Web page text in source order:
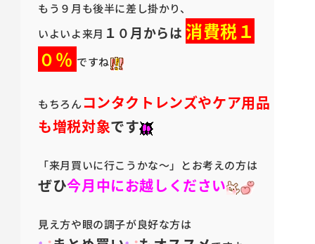
もう９月も後半に差し掛かり、
いよいよ来月 １０月からは 消費税１
０％ ですね
もちろんコンタクトレンズやケア用品
も増税対象です
「来月買いに行こうかな～」とお考えの方は
ぜひ今月中にお越しください
見え方や眼の調子が良好な方は